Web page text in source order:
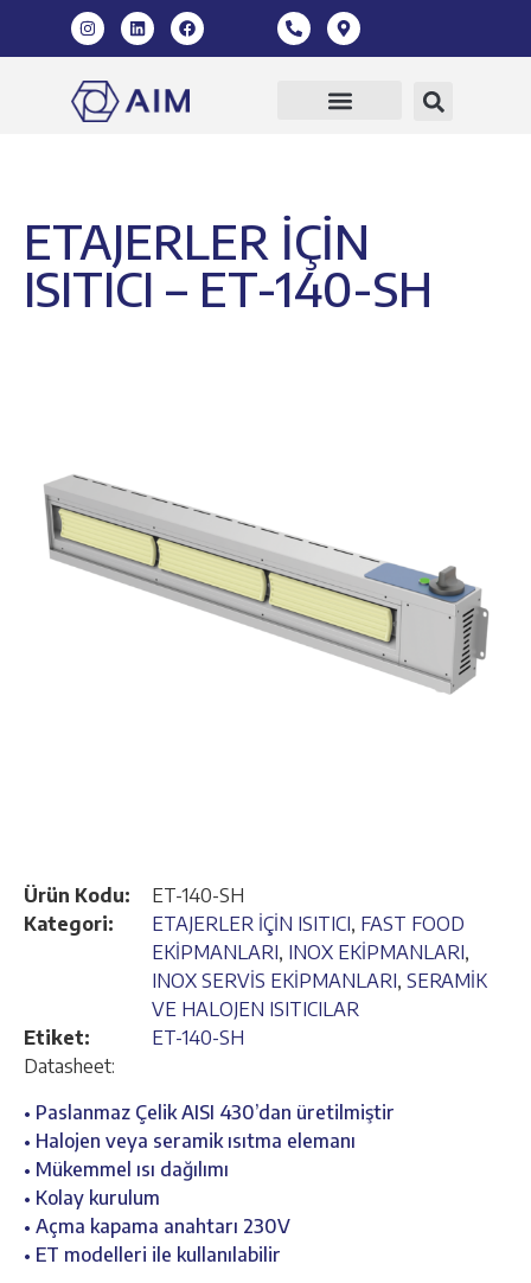
ETAJERLER İÇİN
ISITICI – ET-140-SH
Ürün Kodu:
ET-140-SH
Kategori:
ETAJERLER İÇİN ISITICI, FAST FOOD
EKİPMANLARI, INOX EKİPMANLARI,
INOX SERVİS EKİPMANLARI, SERAMİK
VE HALOJEN ISITICILAR
Etiket:
ET-140-SH
Datasheet:
• Paslanmaz Çelik AISI 430’dan üretilmiştir
• Halojen veya seramik ısıtma elemanı
• Mükemmel ısı dağılımı
• Kolay kurulum
• Açma kapama anahtarı 230V
• ET modelleri ile kullanılabilir